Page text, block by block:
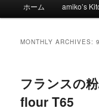
Skip to primary
Skip to secondary
ホーム amiko’s
MONTHLY ARCHIVES:
フランスの
flour T65